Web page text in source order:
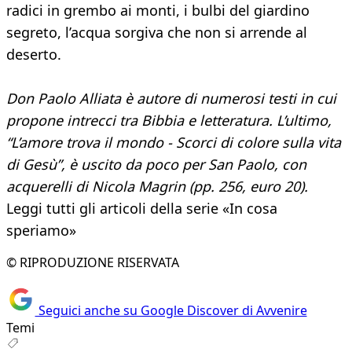
radici in grembo ai monti, i bulbi del giardino
segreto, l’acqua sorgiva che non si arrende al
deserto.
Don Paolo Alliata è autore di numerosi testi in cui
propone intrecci tra Bibbia e letteratura. L’ultimo,
“L’amore trova il mondo - Scorci di colore sulla vita
di Gesù”, è uscito da poco per San Paolo, con
acquerelli di Nicola Magrin (pp. 256, euro 20).
Leggi tutti gli articoli della serie «In cosa
speriamo»
© RIPRODUZIONE RISERVATA
Seguici anche su Google Discover di Avvenire
Temi